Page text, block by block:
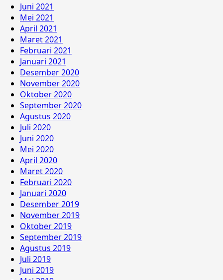
Juni 2021
Mei 2021
April 2021
Maret 2021
Februari 2021
Januari 2021
Desember 2020
November 2020
Oktober 2020
September 2020
Agustus 2020
Juli 2020
Juni 2020
Mei 2020
April 2020
Maret 2020
Februari 2020
Januari 2020
Desember 2019
November 2019
Oktober 2019
September 2019
Agustus 2019
Juli 2019
Juni 2019